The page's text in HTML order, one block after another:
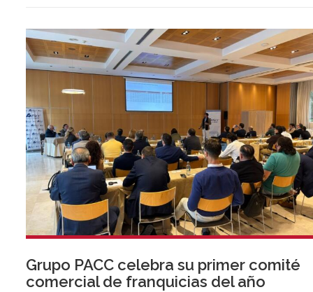
Grupo PACC celebra su primer comité
comercial de franquicias del año